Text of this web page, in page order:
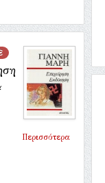
Περισσότερα